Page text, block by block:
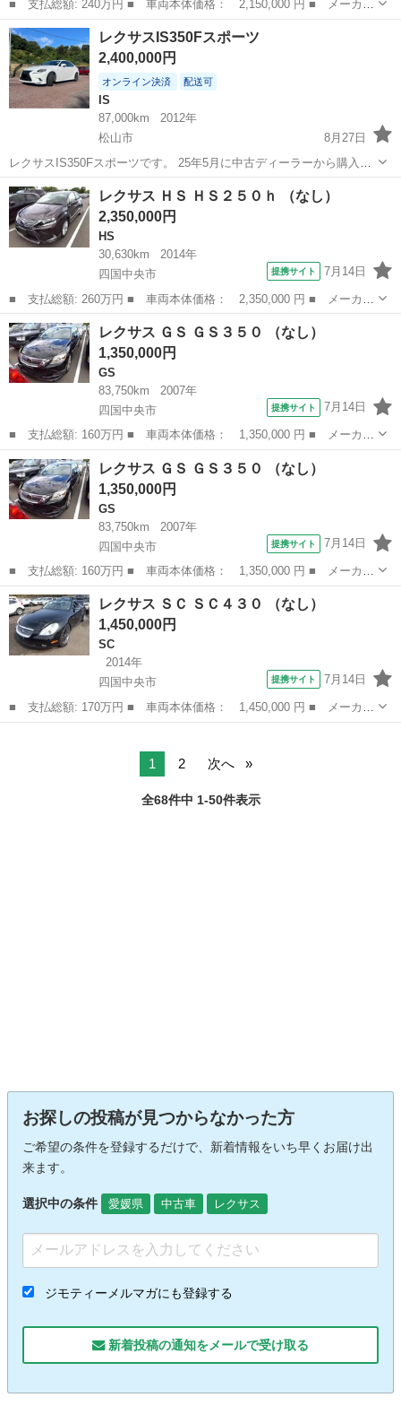
■ 支払総額: 240万円 ■ 車両本体価格： 2,150,000 円 ■ メーカー
名： レクサス ■ 車種名： ＧＳ ■ グレード名： ＧＳ４５０
ｈ Ｆスポーツ ■ 排気量： 3500cc ■ ドア枚数： 4D ■ ミッ...
愛媛 四国中央市
レクサスIS350Fスポーツ
2,400,000円
オンライン決済 配送可
IS
87,000km
2012年
松山市
8月27日
レクサスIS350Fスポーツです。 25年5月に中古ディーラーから購入し
整備点検済、内外装キレイです。 ホイールガリ傷あります。 一括払い
希望、現車確認OKです。 ✓事故歴無し ✓TRDエアロ ✓TRDマフラー
✓禁煙...
愛媛 松山市 IS
レクサス ＨＳ ＨＳ２５０ｈ （なし）
2,350,000円
HS
30,630km
2014年
四国中央市
提携サイト 7月14日
■ 支払総額: 260万円 ■ 車両本体価格： 2,350,000 円 ■ メーカー
名： レクサス ■ 車種名： ＨＳ ■ グレード名： ＨＳ２５０ｈ
■ 排気量： 2400cc ■ ドア枚数： 4D ■ ミッション： A...
愛媛 四国中央市
レクサス ＧＳ ＧＳ３５０ （なし）
1,350,000円
GS
83,750km
2007年
四国中央市
提携サイト 7月14日
■ 支払総額: 160万円 ■ 車両本体価格： 1,350,000 円 ■ メーカー
名： レクサス ■ 車種名： ＧＳ ■ グレード名： ＧＳ３５０
■ 排気量： 3500cc ■ ドア枚数： 4D ■ ミッション： AT...
愛媛 四国中央市
レクサス ＧＳ ＧＳ３５０ （なし）
1,350,000円
GS
83,750km
2007年
四国中央市
提携サイト 7月14日
■ 支払総額: 160万円 ■ 車両本体価格： 1,350,000 円 ■ メーカー
名： レクサス ■ 車種名： ＧＳ ■ グレード名： ＧＳ３５０
■ 排気量： 3500cc ■ ドア枚数： 4D ■ ミッション： AT...
愛媛 四国中央市
レクサス ＳＣ ＳＣ４３０ （なし）
1,450,000円
SC
2014年
四国中央市
提携サイト 7月14日
■ 支払総額: 170万円 ■ 車両本体価格： 1,450,000 円 ■ メーカー
名： レクサス ■ 車種名： ＳＣ ■ グレード名： ＳＣ４３０
1 2 次へ
全68件中 1-50件表示
お探しの投稿が見つからなかった方
ご希望の条件を登録するだけで、新着情報をいち早くお届け出
来ます。
選択中の条件 愛媛県 中古車 レクサス
ジモティーメルマガにも登録する
新着投稿の通知をメールで受け取る